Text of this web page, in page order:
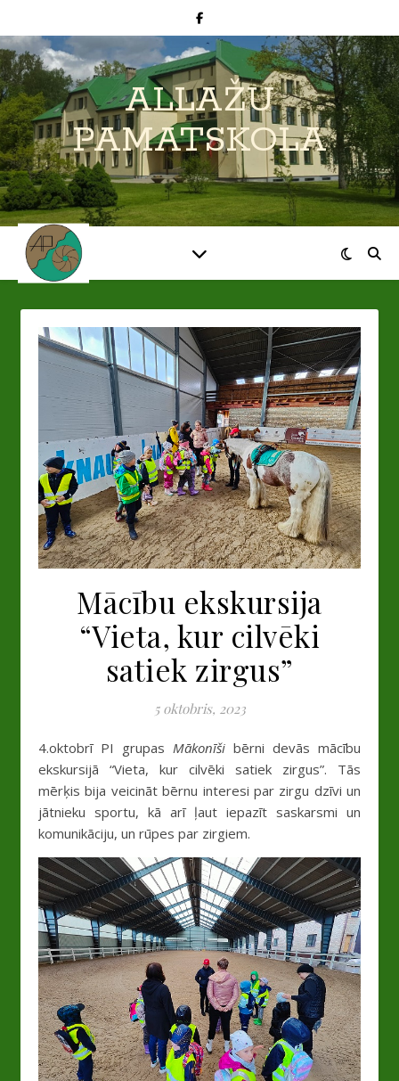
ALLAŽU
PAMATSKOLA
Mācību ekskursija
“Vieta, kur cilvēki
satiek zirgus”
5 oktobris, 2023
4.oktobrī PI grupas Mākonīši bērni devās mācību
ekskursijā “Vieta, kur cilvēki satiek zirgus”. Tās
mērķis bija veicināt bērnu interesi par zirgu dzīvi un
jātnieku sportu, kā arī ļaut iepazīt saskarsmi un
komunikāciju, un rūpes par zirgiem.